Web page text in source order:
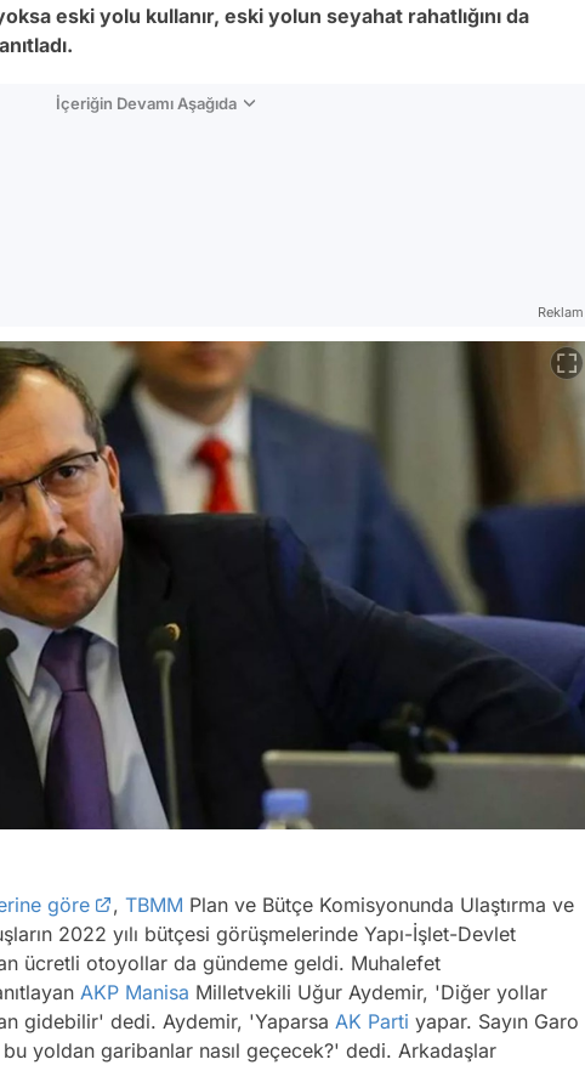
eski yolu kullanır, eski yolun seyahat rahatlığını da
İçeriğin Devamı Aşağıda
Reklam
göre , TBMM Plan ve Bütçe Komisyonunda Ulaştırma ve
2022 yılı bütçesi görüşmelerinde Yapı-İşlet-Devlet
ücretli otoyollar da gündeme geldi. Muhalefet
AKP Manisa Milletvekili Uğur Aydemir, 'Diğer yollar
gidebilir' dedi. Aydemir, 'Yaparsa AK Parti yapar. Sayın Garo
yoldan garibanlar nasıl geçecek?' dedi. Arkadaşlar